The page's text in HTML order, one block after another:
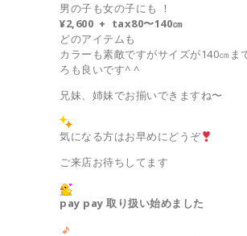
男の子も女の子にも ！
¥2,600 + tax80〜140㎝
どのアイテムも
カラーも素敵ですがサイズが140㎝ま
ろも良いです^ ^
兄妹、姉妹でお揃いできますね〜
気になる方はお早めにどうぞ
ご来店お待ちしてます
pay pay 取り扱い始めました